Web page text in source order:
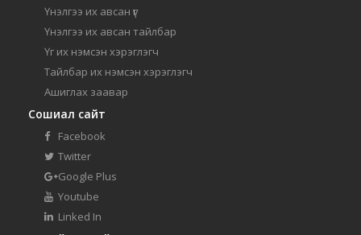
Үнэлгээ их авсан үг
Үнэлгээ их авсан тайлбар
Үг их нэмсэн хэрэглэгч
Тайлбар их нэмсэн хэрэглэгч
Ашиглах заавар
Сошиал сайт
Facebook
Twitter
Google Plus
Youtube
Linked In